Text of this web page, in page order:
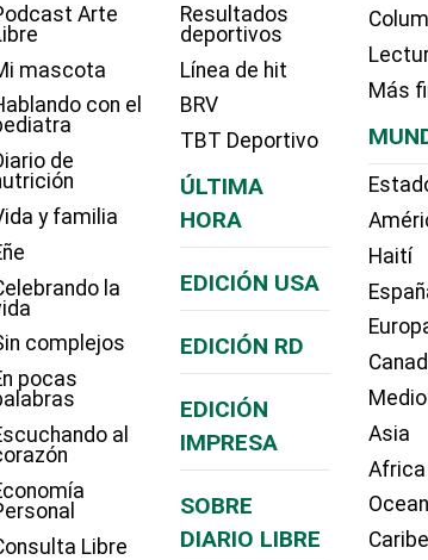
Arte
mascota
con el
de
y familia
la
complejos
pocas
al
Libre
Resultados
deportivos
Línea de hit
BRV
TBT Deportivo
ÚLTIMA
HORA
EDICIÓN USA
EDICIÓN RD
EDICIÓN
IMPRESA
SOBRE
DIARIO LIBRE
Más
Haití
Asia
Africa
Caribe